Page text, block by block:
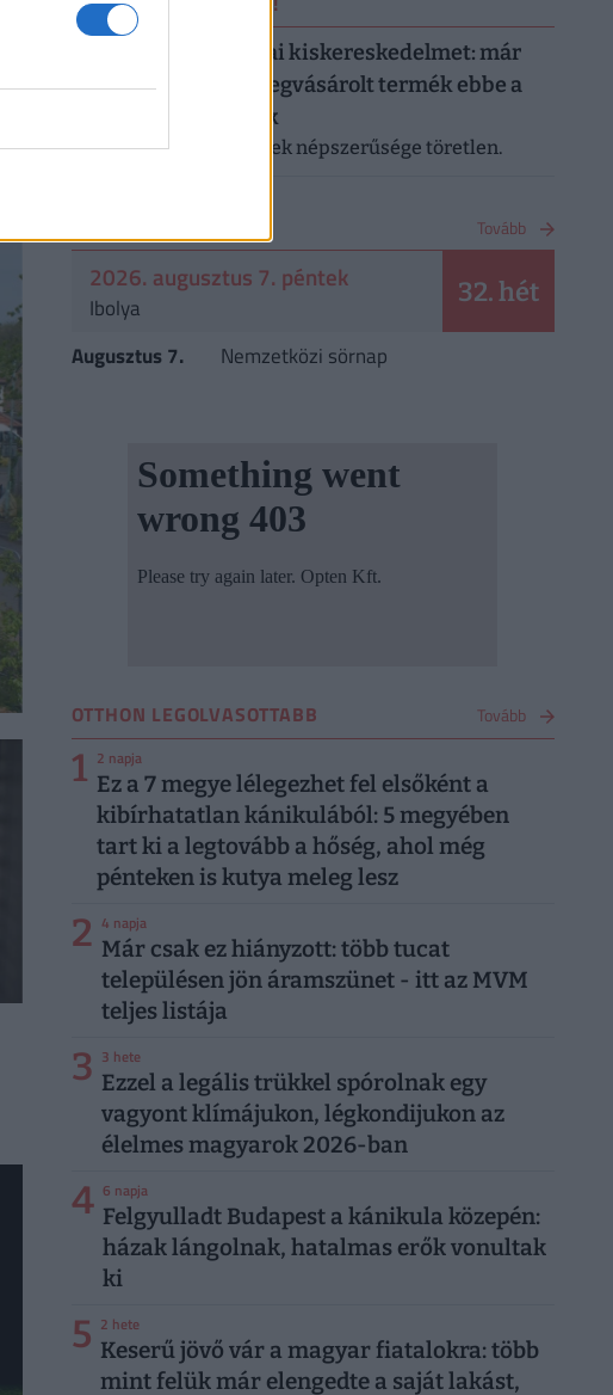
Letarolták az európai kiskereskedelmet: már
minden második megvásárolt termék ebbe a
kategóriába tartozik
A saját márkás termékek népszerűsége töretlen.
Tovább
2026. augusztus 7. péntek
Ibolya 32. hét
Augusztus 7. Nemzetközi sörnap
OTTHON LEGOLVASOTTABB Tovább
1 2 napja
Ez a 7 megye lélegezhet fel elsőként a
kibírhatatlan kánikulából: 5 megyében
tart ki a legtovább a hőség, ahol még
pénteken is kutya meleg lesz
2 4 napja
Már csak ez hiányzott: több tucat
településen jön áramszünet - itt az MVM
teljes listája
3 3 hete
Ezzel a legális trükkel spórolnak egy
vagyont klímájukon, légkondijukon az
élelmes magyarok 2026-ban
4 6 napja
Felgyulladt Budapest a kánikula közepén:
házak lángolnak, hatalmas erők vonultak
ki
5 2 hete
Keserű jövő vár a magyar fiatalokra: több
mint felük már elengedte a saját lakást,